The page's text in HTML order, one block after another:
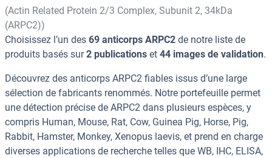
(Actin Related Protein 2/3 Complex, Subunit 2, 34kDa
(ARPC2))
Choisissez l’un des 69 anticorps ARPC2 de notre liste de
produits basés sur2 publications et 44 images de validation.
Découvrez des anticorps ARPC2 fiables issus d’une large
sélection de fabricants renommés. Notre portefeuille permet
une détection précise de ARPC2 dans plusieurs espèces, y
compris Human, Mouse, Rat, Cow, Guinea Pig, Horse, Pig,
Rabbit, Hamster, Monkey, Xenopus laevis, et prend en charge
diverses applications de recherche telles que WB, IHC, ELISA,